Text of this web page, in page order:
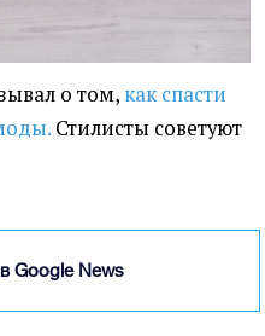
о том, как спасти
Стилисты советуют
Google News